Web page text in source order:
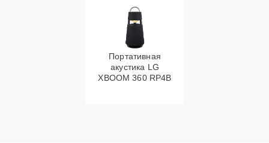
Портативная
акустика LG
XBOOM 360 RP4B